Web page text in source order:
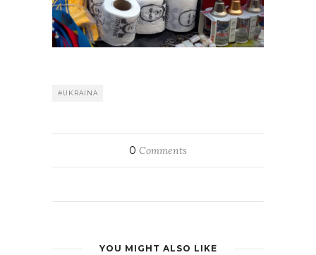
#UKRAINA
0 Comments
YOU MIGHT ALSO LIKE